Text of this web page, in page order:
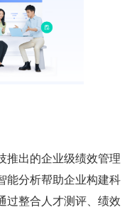
推出的企业级绩效管理
能分析帮助企业构建科
过整合人才测评、绩效